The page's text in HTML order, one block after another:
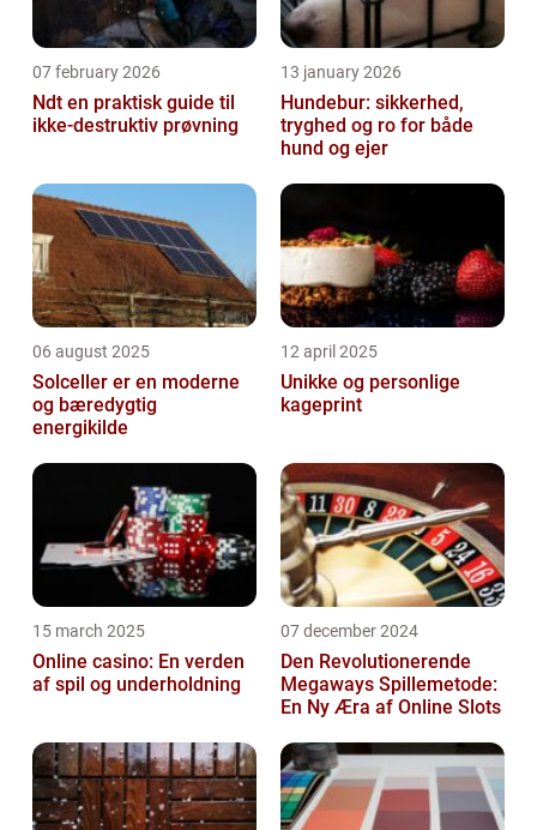
07 february 2026
Ndt en praktisk guide til
ikke-destruktiv prøvning
13 january 2026
Hundebur: sikkerhed,
tryghed og ro for både
hund og ejer
06 august 2025
Solceller er en moderne
og bæredygtig
energikilde
12 april 2025
Unikke og personlige
kageprint
15 march 2025
Online casino: En verden
af spil og underholdning
07 december 2024
Den Revolutionerende
Megaways Spillemetode:
En Ny Æra af Online Slots